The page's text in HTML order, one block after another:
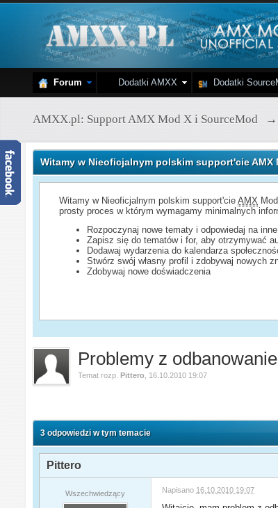
Forum Dodatki AMXX Dodatki
AMXX.pl: Support AMX Mod X i SourceMod →
Witamy w Nieoficjalnym polskim support'cie AMX
Witamy w Nieoficjalnym polskim support'cieAMX
prosty proces w którym wymagamy minimalnych
Rozpoczynaj nowe tematy i odpowiedaj na inne
Zapisz się do tematów i for, aby otrzymywać
Dodawaj wydarzenia do kalendarza
Stwórz swój własny profil i zdobywaj nowych
Zdobywaj nowe doświadczenia
Problemy z
Temat rozp.Pittero 16.10.2010 19:07
3 odpowiedzi w tym temacie
Pittero
Wszechwiedzący Napisano 16.10.2010 19:07